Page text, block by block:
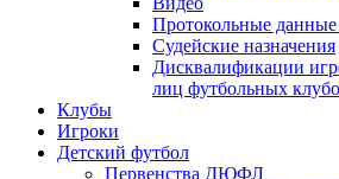
Протокольные данные
Судейские назначения
Дисквалификации
лиц футбольных
Клубы
Игроки
Детский футбол
Первенства ДЮФЛ